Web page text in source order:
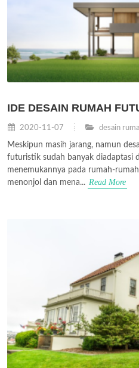
IDE DESAIN RUMAH
2020-11-07 desain
Meskipun masih jarang, namun
futuristik sudah banyak diadaptasi
menemukannya pada rumah-
menonjol dan mena... Read More